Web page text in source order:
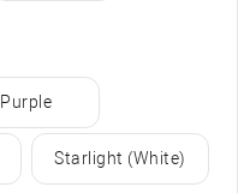
Purple
Starlight (White)